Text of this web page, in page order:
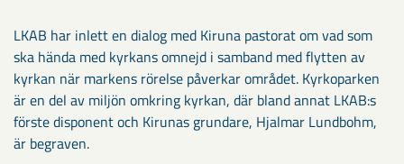
LKAB har inlett en dialog med Kiruna pastorat om vad som
ska hända med kyrkans omnejd i samband med flytten av
kyrkan när markens rörelse påverkar området. Kyrkoparken
är en del av miljön omkring kyrkan, där bland annat LKAB:s
förste disponent och Kirunas grundare, Hjalmar Lundbohm,
är begraven.